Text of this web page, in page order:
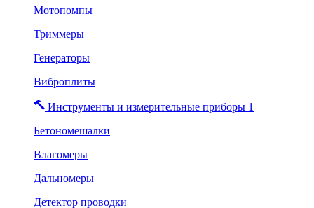
Мотопомпы
Триммеры
Генераторы
Виброплиты
Инструменты и измерительные приборы 1
Бетономешалки
Влагомеры
Дальномеры
Детектор проводки